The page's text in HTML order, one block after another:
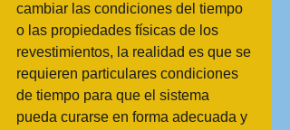
cambiar las condiciones del tiempo
o las propiedades físicas de los
revestimientos, la realidad es que se
requieren particulares condiciones
de tiempo para que el sistema
pueda curarse en forma adecuada y